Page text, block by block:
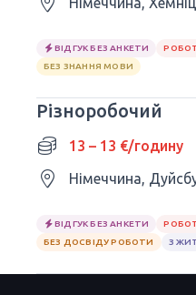
ВІДГУК БЕЗ АНКЕТИ
БЕЗ ЗНАННЯ МОВИ
Різноробочий
13 – 13 €/годину
Німеччина,
ВІДГУК БЕЗ АНКЕТИ
БЕЗ ДОСВІДУ РОБОТИ
З